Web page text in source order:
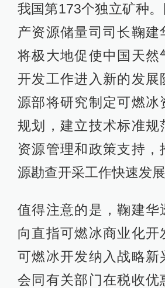
我国第173个独立矿种
产资源储量司司长鞠建
将极大地促使中国天然
开发工作进入新的发展
源部将研究制定可燃冰
规划，建立技术标准规
资源管理和政策支持，
源勘查开采工作快速发展
值得注意的是，鞠建华
向直指可燃冰商业化开
可燃冰开发纳入战略新
会同有关部门在税收优